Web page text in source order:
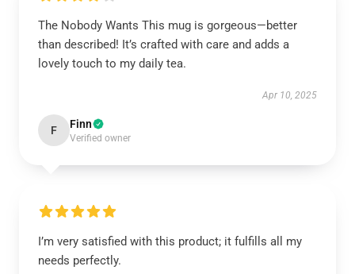
The Nobody Wants This mug is gorgeous—better
than described! It’s crafted with care and adds a
lovely touch to my daily tea.
Apr 10, 2025
F Finn
Verified owner
I’m very satisfied with this product; it fulfills all my
needs perfectly.